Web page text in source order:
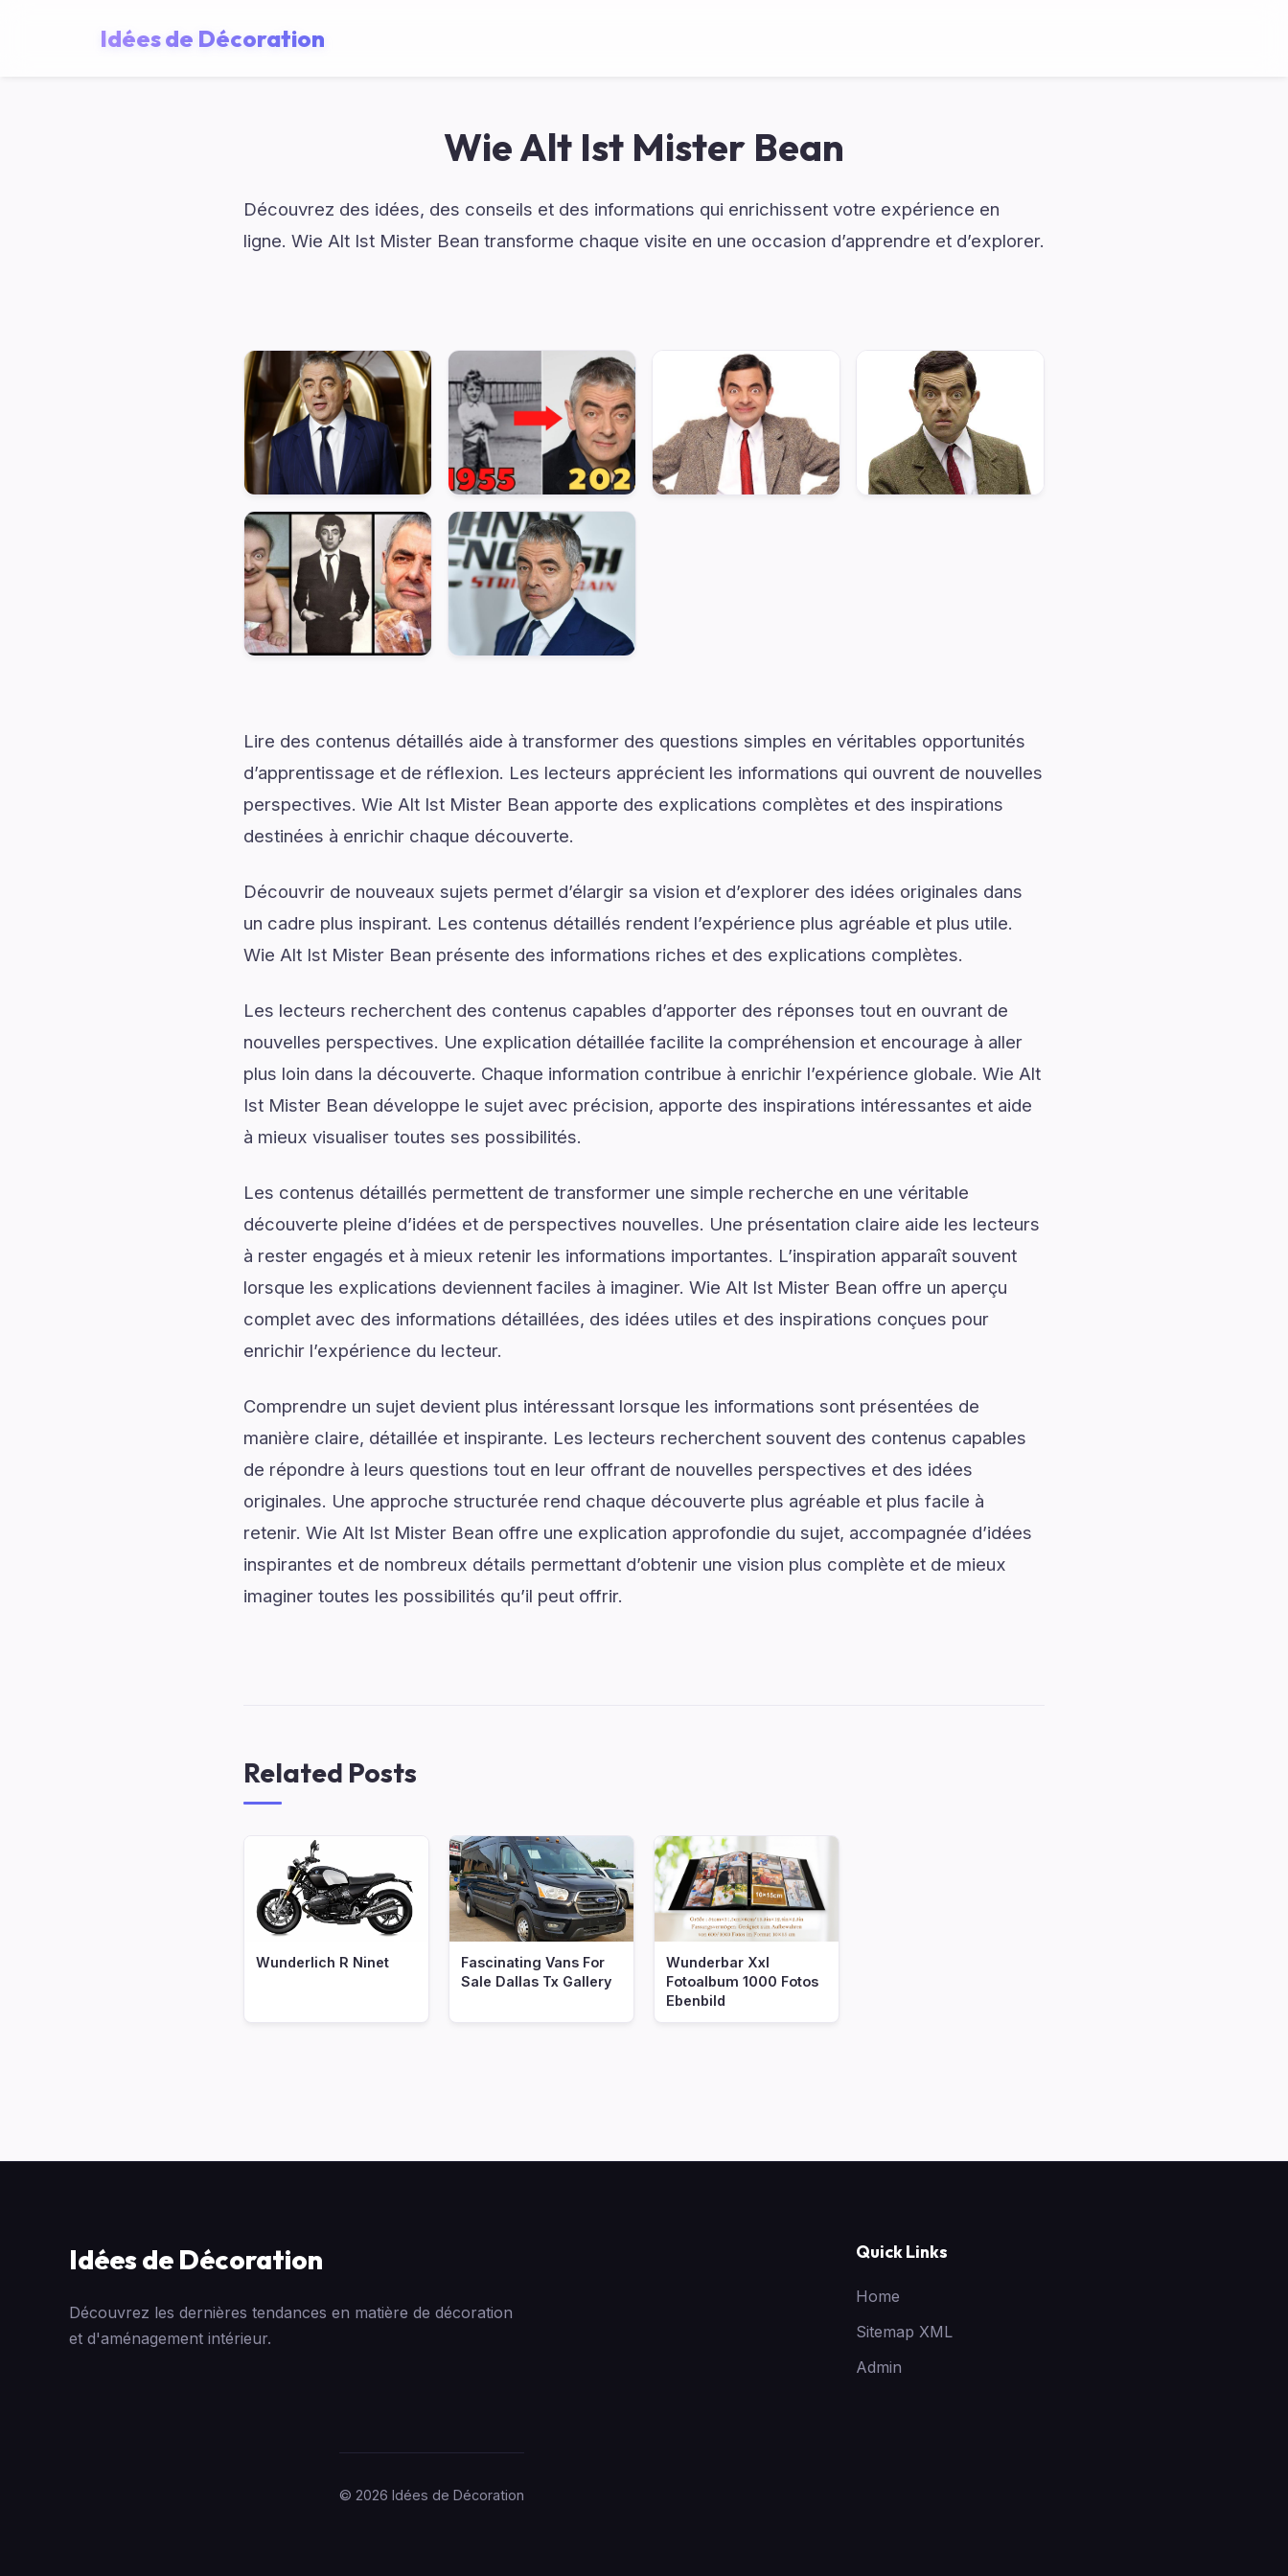
Idées de Décoration
Wie Alt Ist Mister Bean
Découvrez des idées, des conseils et des informations qui enrichissent votre expérience en
ligne. Wie Alt Ist Mister Bean transforme chaque visite en une occasion d’apprendre et d’explorer.
Lire des contenus détaillés aide à transformer des questions simples en véritables opportunités
d’apprentissage et de réflexion. Les lecteurs apprécient les informations qui ouvrent de nouvelles
perspectives. Wie Alt Ist Mister Bean apporte des explications complètes et des inspirations
destinées à enrichir chaque découverte.
Découvrir de nouveaux sujets permet d’élargir sa vision et d’explorer des idées originales dans
un cadre plus inspirant. Les contenus détaillés rendent l’expérience plus agréable et plus utile.
Wie Alt Ist Mister Bean présente des informations riches et des explications complètes.
Les lecteurs recherchent des contenus capables d’apporter des réponses tout en ouvrant de
nouvelles perspectives. Une explication détaillée facilite la compréhension et encourage à aller
plus loin dans la découverte. Chaque information contribue à enrichir l’expérience globale. Wie Alt
Ist Mister Bean développe le sujet avec précision, apporte des inspirations intéressantes et aide
à mieux visualiser toutes ses possibilités.
Les contenus détaillés permettent de transformer une simple recherche en une véritable
découverte pleine d’idées et de perspectives nouvelles. Une présentation claire aide les lecteurs
à rester engagés et à mieux retenir les informations importantes. L’inspiration apparaît souvent
lorsque les explications deviennent faciles à imaginer. Wie Alt Ist Mister Bean offre un aperçu
complet avec des informations détaillées, des idées utiles et des inspirations conçues pour
enrichir l’expérience du lecteur.
Comprendre un sujet devient plus intéressant lorsque les informations sont présentées de
manière claire, détaillée et inspirante. Les lecteurs recherchent souvent des contenus capables
de répondre à leurs questions tout en leur offrant de nouvelles perspectives et des idées
originales. Une approche structurée rend chaque découverte plus agréable et plus facile à
retenir. Wie Alt Ist Mister Bean offre une explication approfondie du sujet, accompagnée d’idées
inspirantes et de nombreux détails permettant d’obtenir une vision plus complète et de mieux
imaginer toutes les possibilités qu’il peut offrir.
Related Posts
Wunderlich R Ninet
Fascinating Vans For
Sale Dallas Tx Gallery
Wunderbar Xxl
Fotoalbum 1000 Fotos
Ebenbild
Idées de Décoration
Découvrez les dernières tendances en matière de décoration
et d'aménagement intérieur.
Quick Links
Home
Sitemap XML
Admin
© 2026 Idées de Décoration